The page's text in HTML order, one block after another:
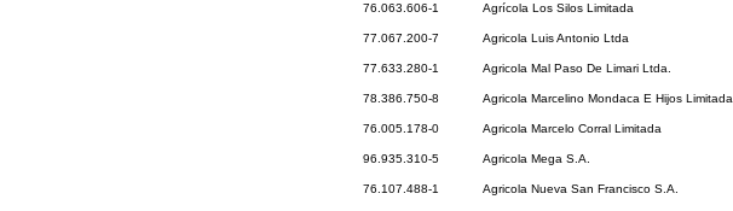
76.063.606-1 Agrícola Los Silos Limitada
77.067.200-7 Agricola Luis Antonio Ltda
77.633.280-1 Agricola Mal Paso De Limari Ltda.
78.386.750-8 Agricola Marcelino Mondaca E Hijos Limitada
76.005.178-0 Agricola Marcelo Corral Limitada
96.935.310-5 Agricola Mega S.A.
76.107.488-1 Agricola Nueva San Francisco S.A.